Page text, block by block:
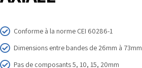
Conforme à la norme CEI 60286-1
Dimensions entre bandes de 26mm à 73mm
Pas de composants 5, 10, 15, 20mm